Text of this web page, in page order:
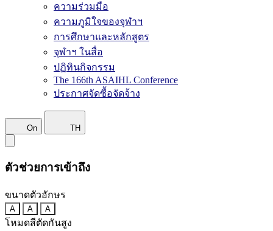
ความร่วมมือ
ความภูมิใจของจุฬาฯ
การศึกษาและหลักสูตร
จุฬาฯ ในสื่อ
ปฏิทินกิจกรรม
The 166th ASAIHL Conference
ประกาศจัดซื้อจัดจ้าง
On TH
ตัวช่วยการเข้าถึง
ขนาดตัวอักษร
A A A
โหมดสีตัดกันสูง